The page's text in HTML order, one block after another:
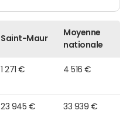
Saint-Maur
Moyenne
nationale
1 271 € 4 516 €
23 945 € 33 939 €